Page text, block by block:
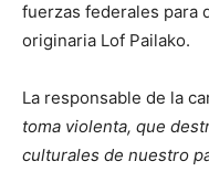
fuerzas federales para
originaria Lof Pailako.
La responsable de la
toma violenta, que
culturales de nuestro